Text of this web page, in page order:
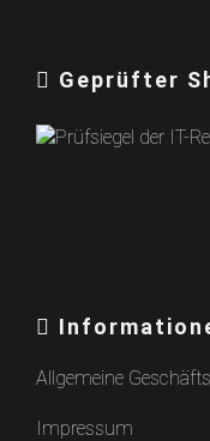
Geprüfter
Allgemeine
Impressum